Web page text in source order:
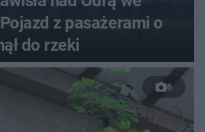
z pasażerami o
do rzeki
6